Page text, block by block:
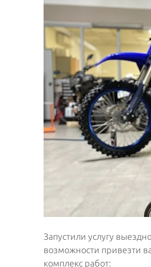
Запустили услугу
возможности привезти
комплекс работ: